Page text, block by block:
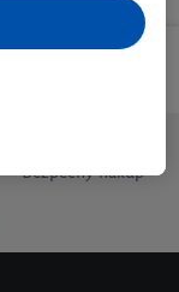
Bezpečný nákup
mimo nich. Ak
sa spracúvajú
do svojho
adresy,
v službách